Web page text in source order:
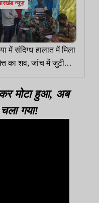
न्यूज़
में संदिग्ध हालात में मिला
का शव, जांच में जुटी
मोटा हुआ, अब
गया!